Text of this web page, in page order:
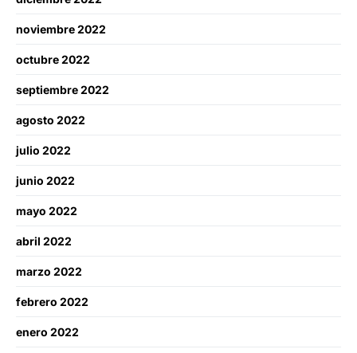
noviembre 2022
octubre 2022
septiembre 2022
agosto 2022
julio 2022
junio 2022
mayo 2022
abril 2022
marzo 2022
febrero 2022
enero 2022